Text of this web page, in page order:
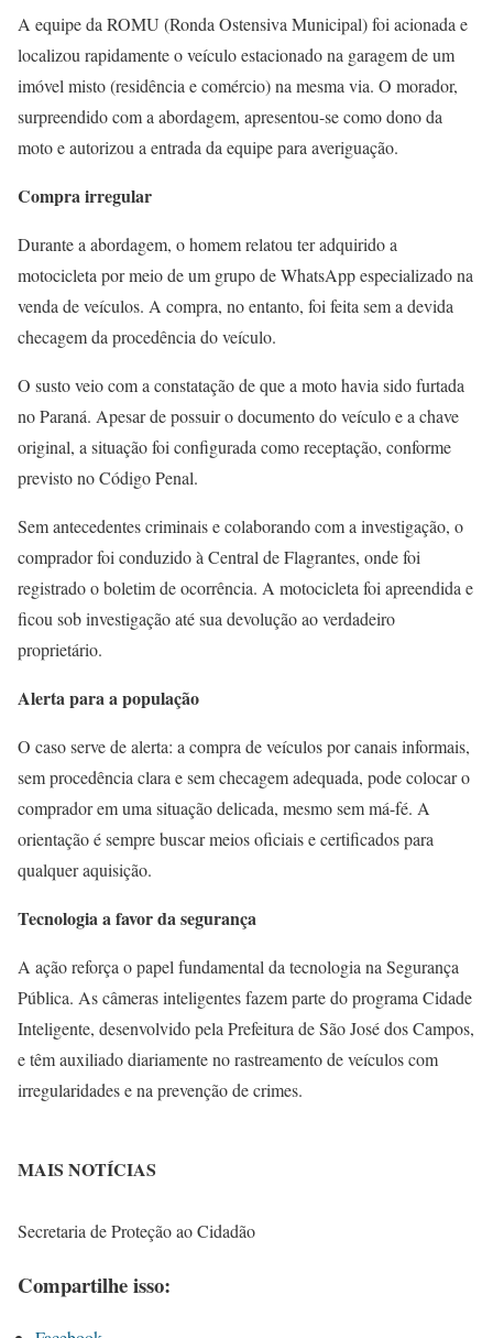
A equipe da ROMU (Ronda Ostensiva Municipal) foi acionada e
localizou rapidamente o veículo estacionado na garagem de um
imóvel misto (residência e comércio) na mesma via. O morador,
surpreendido com a abordagem, apresentou-se como dono da
moto e autorizou a entrada da equipe para averiguação.
Compra irregular
Durante a abordagem, o homem relatou ter adquirido a
motocicleta por meio de um grupo de WhatsApp especializado na
venda de veículos. A compra, no entanto, foi feita sem a devida
checagem da procedência do veículo.
O susto veio com a constatação de que a moto havia sido furtada
no Paraná. Apesar de possuir o documento do veículo e a chave
original, a situação foi configurada como receptação, conforme
previsto no Código Penal.
Sem antecedentes criminais e colaborando com a investigação, o
comprador foi conduzido à Central de Flagrantes, onde foi
registrado o boletim de ocorrência. A motocicleta foi apreendida e
ficou sob investigação até sua devolução ao verdadeiro
proprietário.
Alerta para a população
O caso serve de alerta: a compra de veículos por canais informais,
sem procedência clara e sem checagem adequada, pode colocar o
comprador em uma situação delicada, mesmo sem má-fé. A
orientação é sempre buscar meios oficiais e certificados para
qualquer aquisição.
Tecnologia a favor da segurança
A ação reforça o papel fundamental da tecnologia na Segurança
Pública. As câmeras inteligentes fazem parte do programa Cidade
Inteligente, desenvolvido pela Prefeitura de São José dos Campos,
e têm auxiliado diariamente no rastreamento de veículos com
irregularidades e na prevenção de crimes.
MAIS NOTÍCIAS
Secretaria de Proteção ao Cidadão
Compartilhe isso: